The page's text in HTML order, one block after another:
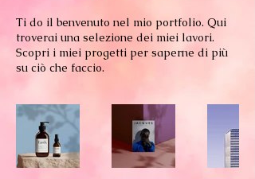
Ti do il benvenuto nel mio portfolio. Qui
troverai una selezione dei miei lavori.
Scopri i miei progetti per saperne di più
su ciò che faccio.